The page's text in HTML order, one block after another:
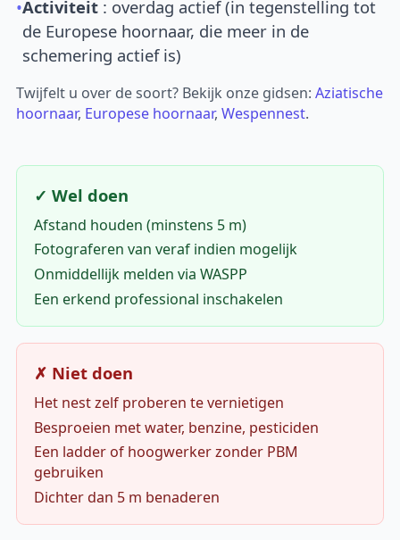
•Activiteit : overdag actief (in tegenstelling tot
de Europese hoornaar, die meer in de
schemering actief is)
Twijfelt u over de soort? Bekijk onze gidsen:Aziatische
hoornaar, Europese hoornaar,Wespennest.
✓ Wel doen
Afstand houden (minstens 5 m)
Fotograferen van veraf indien mogelijk
Onmiddellijk melden via WASPP
Een erkend professional inschakelen
✗ Niet doen
Het nest zelf proberen te vernietigen
Besproeien met water, benzine, pesticiden
Een ladder of hoogwerker zonder PBM
gebruiken
Dichter dan 5 m benaderen